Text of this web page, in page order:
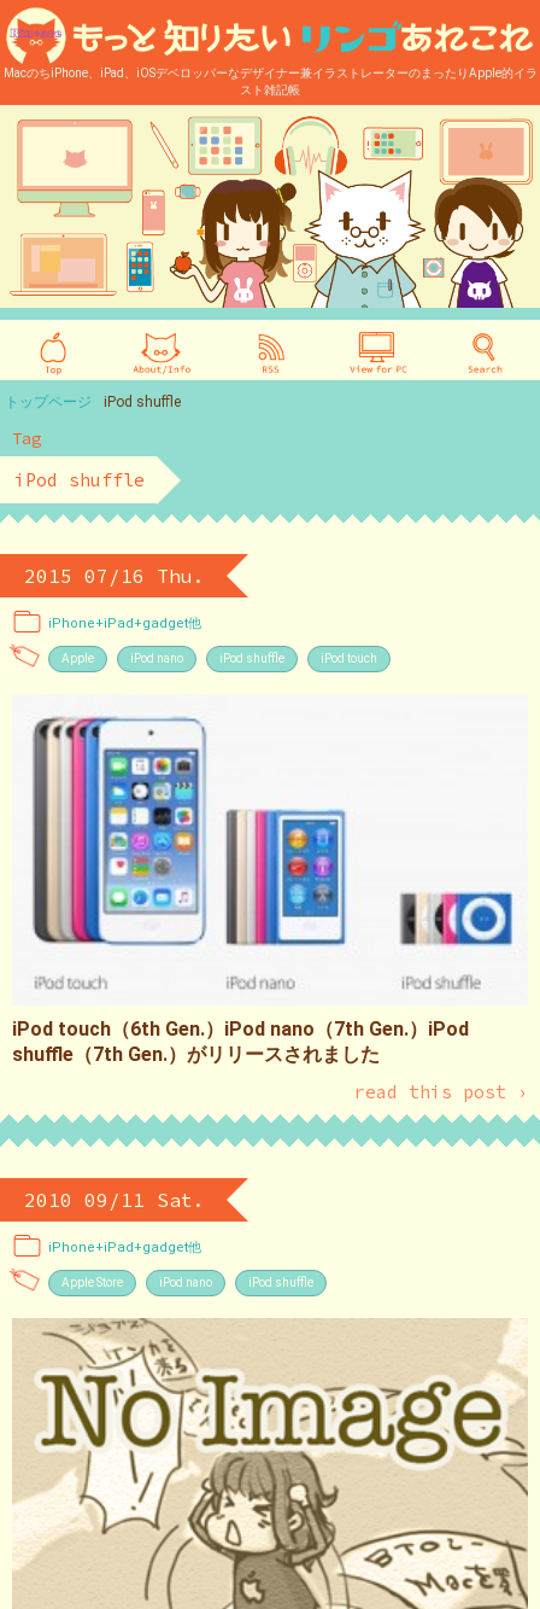
MacのちiPhone、iPad、iOSデベロッパーなデザイナー兼イラストレーターのまったりApple的イラ
スト雑記帳
トップページ iPod shuffle
Tag
iPod shuffle
2015 07/16 Thu.
iPhone+iPad+gadget他
Apple iPod nano iPod shuffle iPod touch
iPod touch（6th Gen.）iPod nano（7th Gen.）iPod
shuffle（7th Gen.）がリリースされました
read this post ›
2010 09/11 Sat.
iPhone+iPad+gadget他
Apple Store iPod nano iPod shuffle